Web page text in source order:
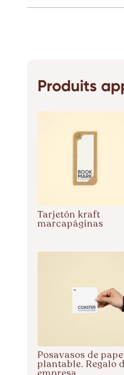
Produits
Tarjetón kraft
marcapáginas
Posavasos de
plantable. Regalo